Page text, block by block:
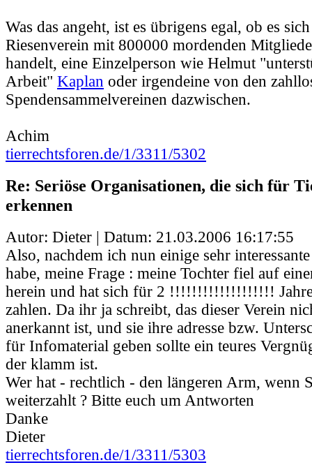
Was das angeht, ist es übrigens egal, ob es
Riesenverein mit 800000 mordenden
handelt, eine Einzelperson wie Helmut
Arbeit" Kaplan oder irgendeine von den
Spendensammelvereinen dazwischen.
Achim
tierrechtsforen.de/1/3311/5302
Re: Seriöse Organisationen, die sich für
erkennen
Autor: Dieter | Datum: 21.03.2006 16:17:55
Also, nachdem ich nun einige sehr
habe, meine Frage : meine Tochter fiel auf
herein und hat sich für 2 !!!!!!!!!!!!!!!!!!!
zahlen. Da ihr ja schreibt, das dieser Verein
anerkannt ist, und sie ihre adresse bzw.
für Infomaterial geben sollte ein teures
der klamm ist.
Wer hat - rechtlich - den längeren Arm, wenn
weiterzahlt ? Bitte euch um Antworten
Danke
Dieter
tierrechtsforen.de/1/3311/5303